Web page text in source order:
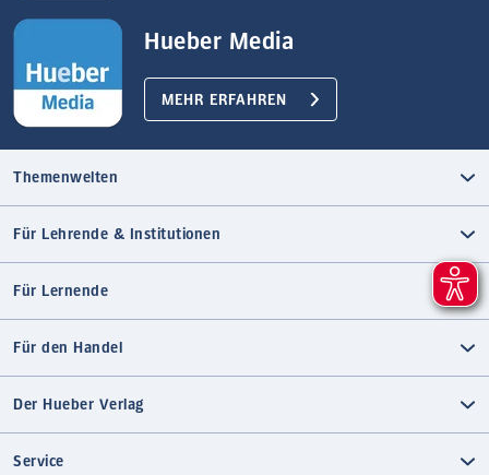
Hueber Media
MEHR ERFAHREN
Themenwelten
Für Lehrende & Institutionen
Für Lernende
Für den Handel
Der Hueber Verlag
Service